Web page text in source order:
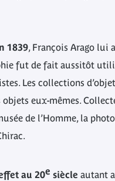
1839, François Arago lui
fut de fait aussitôt
Les collections
eux-mêmes.
de l’Homme, la
au 20e siècle autant